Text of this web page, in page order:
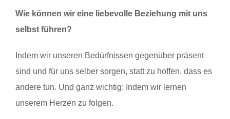
Wie können wir eine liebevolle Beziehung mit uns
selbst führen?
Indem wir unseren Bedürfnissen gegenüber präsent
sind und für uns selber sorgen, statt zu hoffen, dass es
andere tun. Und ganz wichtig: Indem wir lernen
unserem Herzen zu folgen.